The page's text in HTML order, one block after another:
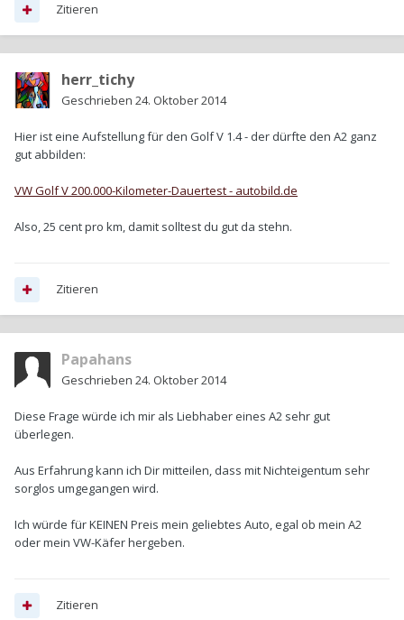
Zitieren
herr_tichy
Geschrieben 24. Oktober 2014
Hier ist eine Aufstellung für den Golf V 1.4 - der dürfte den A2 ganz
gut abbilden:
VW Golf V 200.000-Kilometer-Dauertest - autobild.de
Also, 25 cent pro km, damit solltest du gut da stehn.
Zitieren
Papahans
Geschrieben 24. Oktober 2014
Diese Frage würde ich mir als Liebhaber eines A2 sehr gut
überlegen.
Aus Erfahrung kann ich Dir mitteilen, dass mit Nichteigentum sehr
sorglos umgegangen wird.
Ich würde für KEINEN Preis mein geliebtes Auto, egal ob mein A2
oder mein VW-Käfer hergeben.
Zitieren